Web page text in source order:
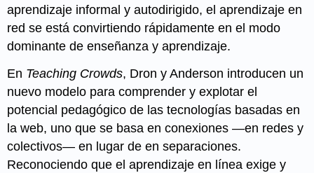
aprendizaje informal y autodirigido, el aprendizaje en
red se está convirtiendo rápidamente en el modo
dominante de enseñanza y aprendizaje.
En Teaching Crowds, Dron y Anderson introducen un
nuevo modelo para comprender y explotar el
potencial pedagógico de las tecnologías basadas en
la web, uno que se basa en conexiones —en redes y
colectivos— en lugar de en separaciones.
Reconociendo que el aprendizaje en línea exige y